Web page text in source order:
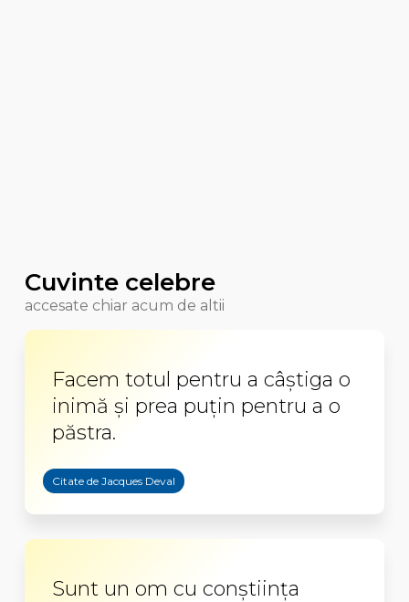
Cuvinte celebre
accesate chiar acum de altii
Facem totul pentru a câştiga o
inimă şi prea puţin pentru a o
păstra.
Citate de Jacques Deval
Sunt un om cu conştiinţa